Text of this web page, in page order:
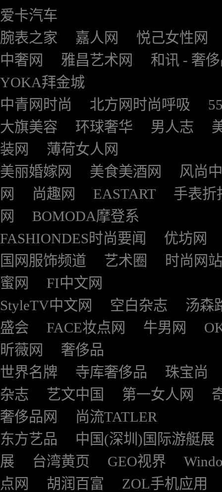
爱卡汽车
腕表之家
嘉人网
悦己女性网
中奢网
雅昌艺术网
和讯 - 奢
YOKA拜金城
中青网时尚
北方网时尚呼吸
大旗美容
环球奢华 男人志
装网
薄荷女人网
美丽婚嫁网
美食美酒网
风尚
网
尚趣网 EASTART
手表折
网
BOMODA摩登系
FASHIONDES时尚要闻
优坊网
国网服饰频道
艺术圈
时尚网站
蜜网
FI中文网
StyleTV中文网
空白杂志
汤森
盛会
FACE妆点网 牛男网
昕薇网
奢侈品
世界名牌
寺库奢侈品
珠宝尚
杂志
艺文中国 第一女人网
奢侈品网
尚流TATLER
东方艺品
中国(深圳)国际游艇展
展
台湾黄页 GEO视界
点网
胡润百富 ZOL手机应用